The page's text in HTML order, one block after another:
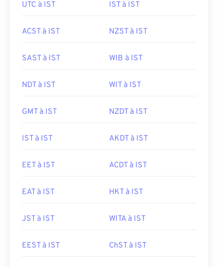
UTC à IST IST à IST
ACST à IST NZST à IST
SAST à IST WIB à IST
NDT à IST WIT à IST
GMT à IST NZDT à IST
IST à IST AKDT à IST
EET à IST ACDT à IST
EAT à IST HKT à IST
JST à IST WITA à IST
EEST à IST ChST à IST